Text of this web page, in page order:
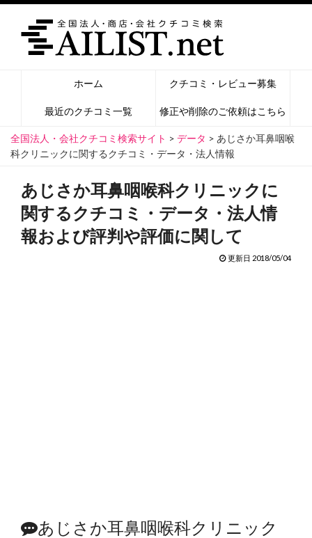
ホーム クチコミ・レビュー募集
最近のクチコミ一覧 修正や削除のご依頼はこちら
全国法人・会社クチコミ検索サイト > データ > あじさか耳鼻咽喉
科クリニックに関するクチコミ・データ・法人情報
あじさか耳鼻咽喉科クリニックに
関するクチコミ・データ・法人情
報および評判や評価に関して
更新日 2018/05/04
あじさか耳鼻咽喉科クリニック